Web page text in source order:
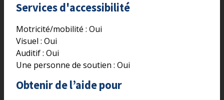
Services d'accessibilité
Motricité/mobilité : Oui
Visuel : Oui
Auditif : Oui
Une personne de soutien : Oui
Obtenir de l’aide pour